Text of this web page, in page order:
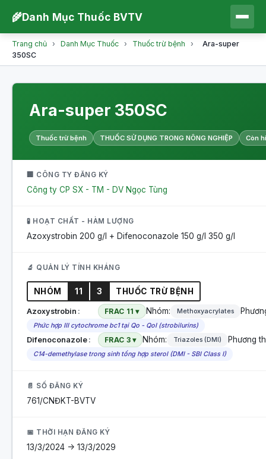
🌾Danh Mục Thuốc BVTV
Trang chủ › Danh Mục Thuốc › Thuốc trừ bệnh ›
Ara-super
350SC
Ara-super 350SC
Thuốc trừ bệnh THUỐC SỬ DỤNG TRONG NÔNG NGHIỆP Còn
🏢 CÔNG TY ĐĂNG KÝ
Công ty CP SX - TM - DV Ngọc Tùng
🧪 HOẠT CHẤT - HÀM LƯỢNG
Azoxystrobin 200 g/l + Difenoconazole 150 g/l 350 g/l
🔬 QUẢN LÝ TÍNH KHÁNG
NHÓM 11 3 THUỐC TRỪ BỆNH
Azoxystrobin FRAC 11 ▾ Nhóm: Methoxyacrylates
Phức hợp III cytochrome bc1 tại Qo - QoI (strobilurins)
Difenoconazole FRAC 3 ▾ Nhóm: Triazoles (DMI) Phương
C14-demethylase trong sinh tổng hợp sterol (DMI - SBI Class I)
📄 SỐ ĐĂNG KÝ
761/CNĐKT-BVTV
📅 THỜI HẠN ĐĂNG KÝ
13/3/2024 -> 13/3/2029